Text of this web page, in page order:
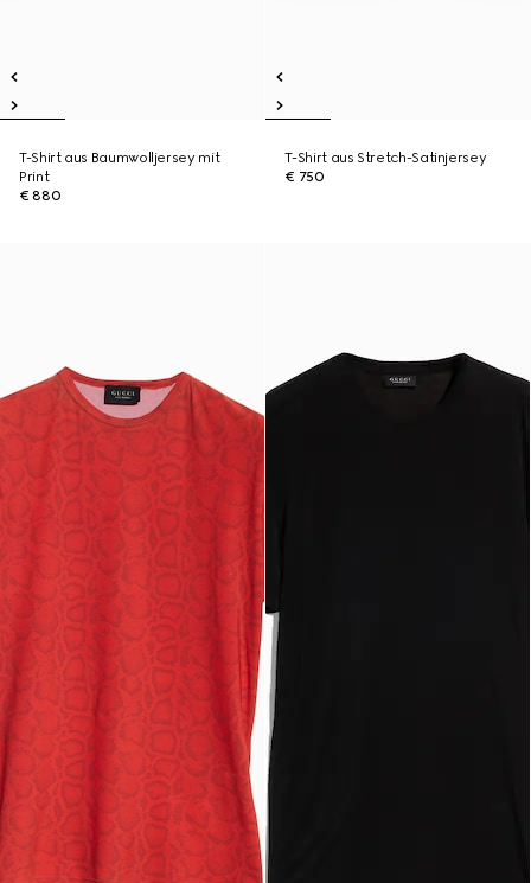
T-Shirt aus Baumwolljersey mit
Print
€ 880
T-Shirt aus Stretch-Satinjersey
€ 750